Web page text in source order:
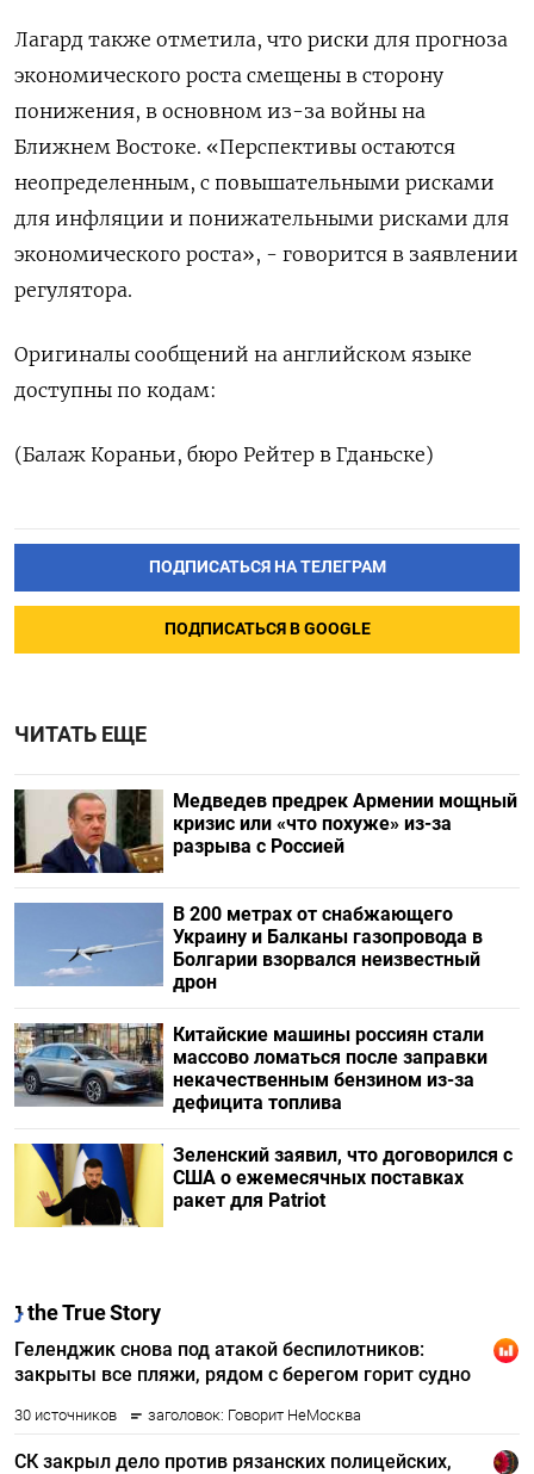
Лагард ‌также отметила, что риски для прогноза
экономического роста смещены в сторону
понижения, в основном из-за войны на
Ближнем Востоке. «Перспективы остаются
неопределенным, ​с повышательными рисками
для инфляции и понижательными рисками для
экономического роста», - говорится в заявлении
регулятора.
Оригиналы ‌сообщений на английском языке
доступны по кодам:
(Балаж Кораньи, бюро Рейтер в Гданьске)
ПОДПИСАТЬСЯ НА ТЕЛЕГРАМ
ПОДПИСАТЬСЯ В GOOGLE
ЧИТАТЬ ЕЩЕ
Медведев предрек Армении мощный
кризис или «что похуже» из-за
разрыва с Россией
В 200 метрах от снабжающего
Украину и Балканы газопровода в
Болгарии взорвался неизвестный
дрон
Китайские машины россиян стали
массово ломаться после заправки
некачественным бензином из-за
дефицита топлива
Зеленский заявил, что договорился с
США о ежемесячных поставках
ракет для Patriot